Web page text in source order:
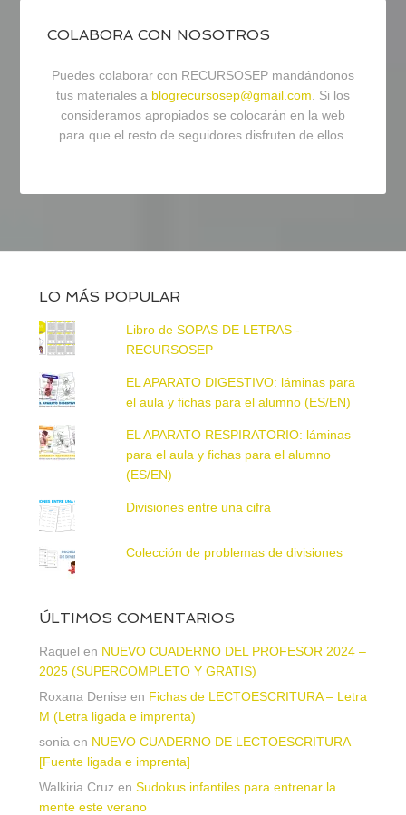
COLABORA CON NOSOTROS
Puedes colaborar con RECURSOSEP mandándonos
tus materiales a blogrecursosep@gmail.com. Si los
consideramos apropiados se colocarán en la web
para que el resto de seguidores disfruten de ellos.
LO MÁS POPULAR
Libro de SOPAS DE LETRAS -
RECURSOSEP
EL APARATO DIGESTIVO: láminas para
el aula y fichas para el alumno (ES/EN)
EL APARATO RESPIRATORIO: láminas
para el aula y fichas para el alumno
(ES/EN)
Divisiones entre una cifra
Colección de problemas de divisiones
ÚLTIMOS COMENTARIOS
Raquel en NUEVO CUADERNO DEL PROFESOR 2024 –
2025 (SUPERCOMPLETO Y GRATIS)
Roxana Denise en Fichas de LECTOESCRITURA – Letra
M (Letra ligada e imprenta)
sonia en NUEVO CUADERNO DE LECTOESCRITURA
[Fuente ligada e imprenta]
Walkiria Cruz en Sudokus infantiles para entrenar la
mente este verano